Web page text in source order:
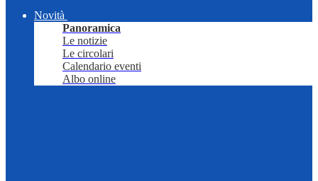
Novità
Panoramica
Le notizie
Le circolari
Calendario eventi
Albo online